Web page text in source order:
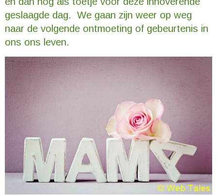
geslaagde dag. We gaan zijn weer op weg
naar de volgende ontmoeting of gebeurtenis in
ons ons leven.